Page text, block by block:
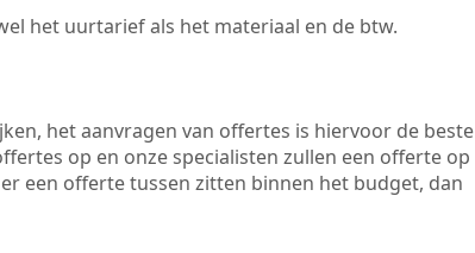
het uurtarief als het materiaal en de btw.
het aanvragen van offertes is hiervoor de beste
op en onze specialisten zullen een offerte op
een offerte tussen zitten binnen het budget, dan